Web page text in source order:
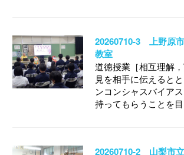
20260710-3 上野原
教室
道徳授業［相互理解
見を相手に伝えると
ンコンシャスバイア
持ってもらうことを目
20260710-2 山梨市